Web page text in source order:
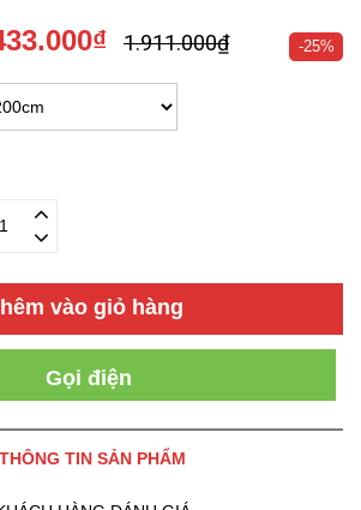
1.911.000₫ -25%
vào giỏ hàng
Gọi điện
THÔNG TIN SẢN PHẨM